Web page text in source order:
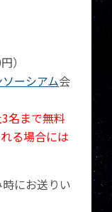
）
ーシアム会
名まで無料
る場合には
にお送りい